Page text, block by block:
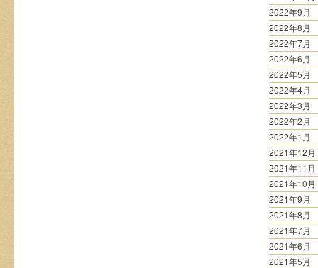
2022年9月
2022年8月
2022年7月
2022年6月
2022年5月
2022年4月
2022年3月
2022年2月
2022年1月
2021年12月
2021年11月
2021年10月
2021年9月
2021年8月
2021年7月
2021年6月
2021年5月